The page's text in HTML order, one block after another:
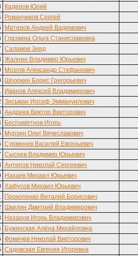
Кадеров Юрий
Романчиков Сергей
Матеров Андрей Вадимович
Глазкина Ольга Станиславовна
Саламов Зияд
Жалнин Владимир Юрьевич
Мозгов Александр Стефанович
Шпоркин Борис Григорьевич
Иванов Алексей Владимирович
Зисьман Иосиф Эммануилович
Андреев Виктор Викторович
Беспамятнов Игорь
Мурзин Олег Вячеславович
Сурменев Василий Евгеньевич
Сысоев Владимир Юрьевич
Антипов Николай Сергеевич
Нахаев Михаил Юрьевич
Хафусов Михаил Юрьевич
Прокопенко Виталий Борисович
Шкилин Дмитрий Владимирович
Назаров Игорь Владимирович
Бужинская Алёна Михайловна
Фомичев Николай Викторович
Садовская Евгения Игоревна